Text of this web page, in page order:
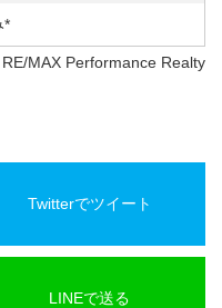
*
MAX Performance Realty
Twitterでツイート
LINEで送る